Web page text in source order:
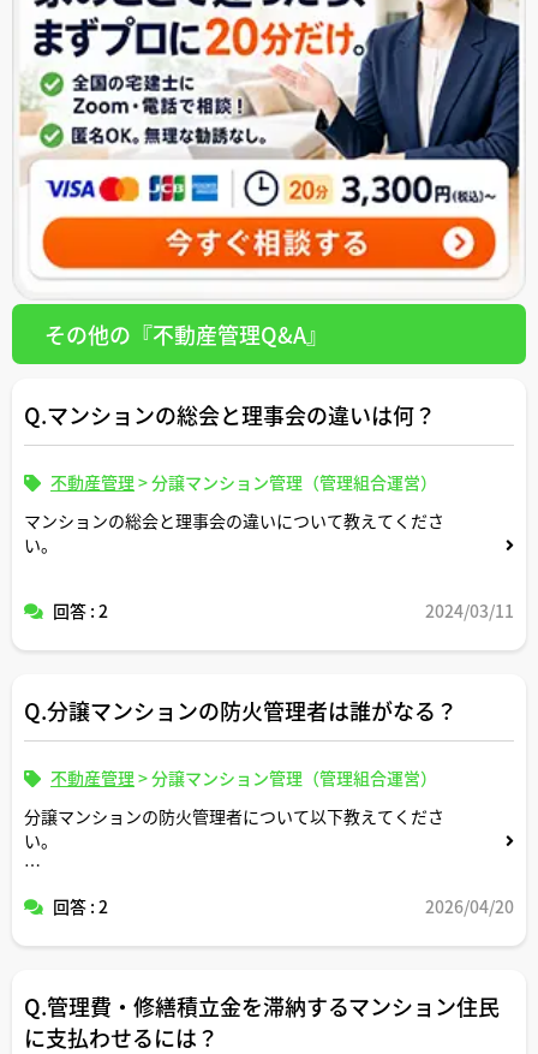
その他の『不動産管理Q&A』
Q.マンションの総会と理事会の違いは何？
不動産管理 >分譲マンション管理（管理組合運営）
マンションの総会と理事会の違いについて教えてくださ
い。
回答 : 2 2024/03/11
Q.分譲マンションの防火管理者は誰がなる？
不動産管理 >分譲マンション管理（管理組合運営）
分譲マンションの防火管理者について以下教えてくださ
い。
りますか？具体的に何をする役職ですか？報酬は発生しま
以上よろしくお願いいたします。
回答 : 2 2026/04/20
Q.管理費・修繕積立金を滞納するマンション住民
に支払わせるには？